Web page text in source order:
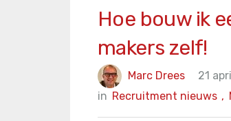
Hoe bouw ik
makers zelf!
Marc Drees
21
in Recruitment nieuws ,